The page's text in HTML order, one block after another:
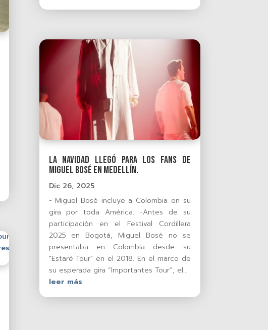
La Navidad llegó para los Fans de
Miguel Bosé en Medellín.
Dic 26, 2025
- Miguel Bosé incluye a Colombia en su
gira por toda América. -Antes de su
participación en el Festival Cordillera
2025 en Bogotá, Miguel Bosé no se
presentaba en Colombia desde su
"Estaré Tour" en el 2018. En el marco de
su esperada gira “Importantes Tour”, el...
leer más